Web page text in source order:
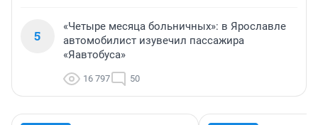
5
«Четыре месяца больничных»: в Ярославле
автомобилист изувечил пассажира
«Яавтобуса»
16 797 50